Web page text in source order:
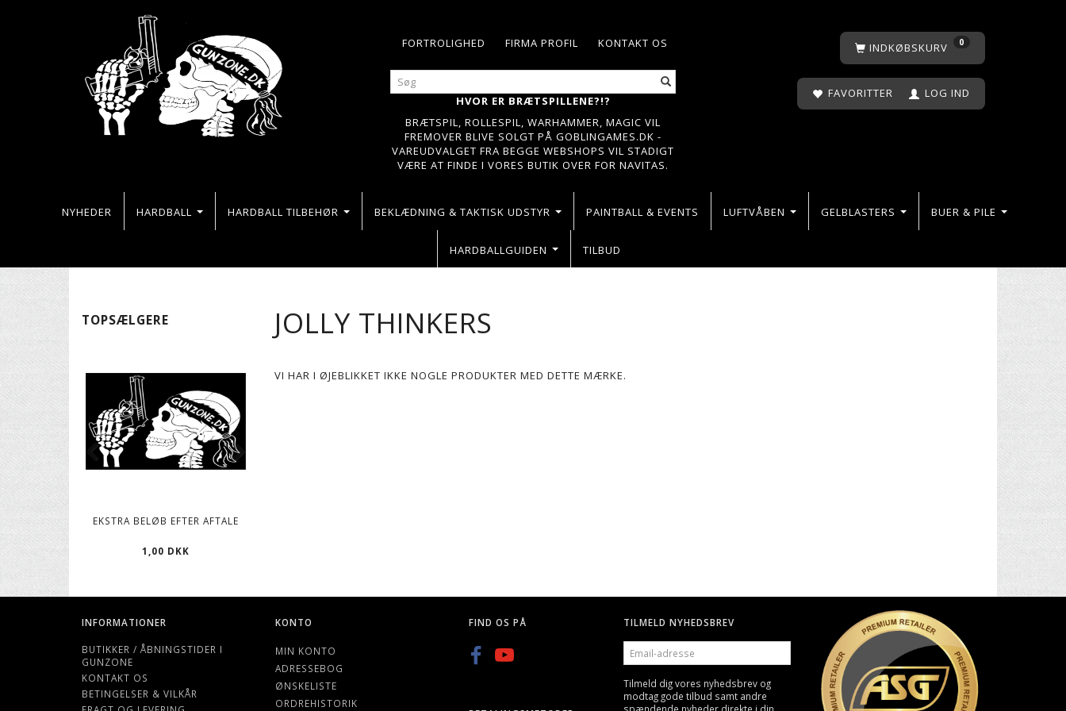
KONTAKT OS
FIRMA PROFIL
FORTROLIGHED
HVOR ER BRÆTSPILLENE?!?
BRÆTSPIL, ROLLESPIL, WARHAMMER, MAGIC VIL
FREMOVER BLIVE SOLGT PÅ GOBLINGAMES.DK -
VAREUDVALGET FRA BEGGE WEBSHOPS VIL STADIGT
VÆRE AT FINDE I VORES BUTIK OVER FOR NAVITAS.
INDKØBSKURV 0
FAVORITTER LOG IND
NYHEDER HARDBALL HARDBALL TILBEHØR BEKLÆDNING & TAKTISK UDSTYR PAINTBALL & EVENTS LUFTVÅBEN GELBLASTERS BUER & PILE
HARDBALLGUIDEN TILBUD
TOPSÆLGERE
EKSTRA BELØB EFTER AFTALE
1,00 DKK
BIO KUGLER, 0,25G -
4000 STK
129,00 DKK
JOLLY THINKERS
VI HAR I ØJEBLIKKET IKKE NOGLE PRODUKTER MED DETTE MÆRKE.
INFORMATIONER
BUTIKKER / ÅBNINGSTIDER I
GUNZONE
KONTAKT OS
BETINGELSER & VILKÅR
KONTO
MIN KONTO
ADRESSEBOG
ØNSKELISTE
ORDREHISTORIK
FIND OS PÅ
TILMELD NYHEDSBREV
EMAIL-
ADRESSE
Tilmeld dig vores nyhedsbrev og
modtag gode tilbud samt andre